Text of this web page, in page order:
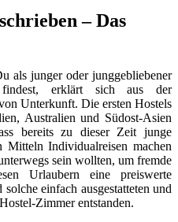
– Das
als junger oder junggebliebener
erklärt sich aus der
Unterkunft. Die ersten Hostels
Australien und Südost-Asien
bereits zu dieser Zeit junge
Individualreisen machen
sein wollten, um fremde
Urlaubern eine preiswerte
einfach ausgestatteten und
Zimmer entstanden.